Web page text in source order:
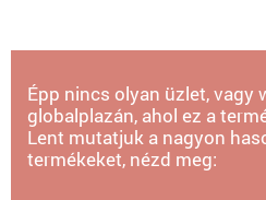
Épp nincs olyan üzlet, vagy
globalplazán, ahol ez a
Lent mutatjuk a nagyon
termékeket, nézd meg: